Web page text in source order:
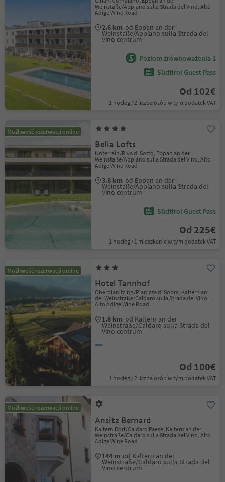
Weinstaße/Appiano sulla Strada del Vino, Alto
Adige Wine Road
2.6 km od Eppan an der
Weinstaße/Appiano sulla Strada del
Vino centrum
Poziom zrównoważenia 1
Südtirol Guest Pass
Od 102€
1 nocleg / 2 liczba osób w tym podatek VAT
Możliwość rezerwacji online
Belia Lofts
Unterrain/Riva di Sotto, Eppan an der
Weinstaße/Appiano sulla Strada del Vino, Alto
Adige Wine Road
3.8 km od Eppan an der
Weinstaße/Appiano sulla Strada del
Vino centrum
Südtirol Guest Pass
Od 225€
1 nocleg / 1 mieszkanie w tym podatek VAT
Możliwość rezerwacji online
Hotel Tannhof
Oberplanitzing/Pianizza di Sopra, Kaltern an
der Weinstraße/Caldaro sulla Strada del Vino,
Alto Adige Wine Road
1.8 km od Kaltern an der
Weinstraße/Caldaro sulla Strada del
Vino centrum
Od 100€
1 nocleg / 2 liczba osób w tym podatek VAT
Możliwość rezerwacji online
Ansitz Bernard
Kaltern Dorf/Caldaro Paese, Kaltern an der
Weinstraße/Caldaro sulla Strada del Vino, Alto
Adige Wine Road
144 m od Kaltern an der
Weinstraße/Caldaro sulla Strada del
Vino centrum